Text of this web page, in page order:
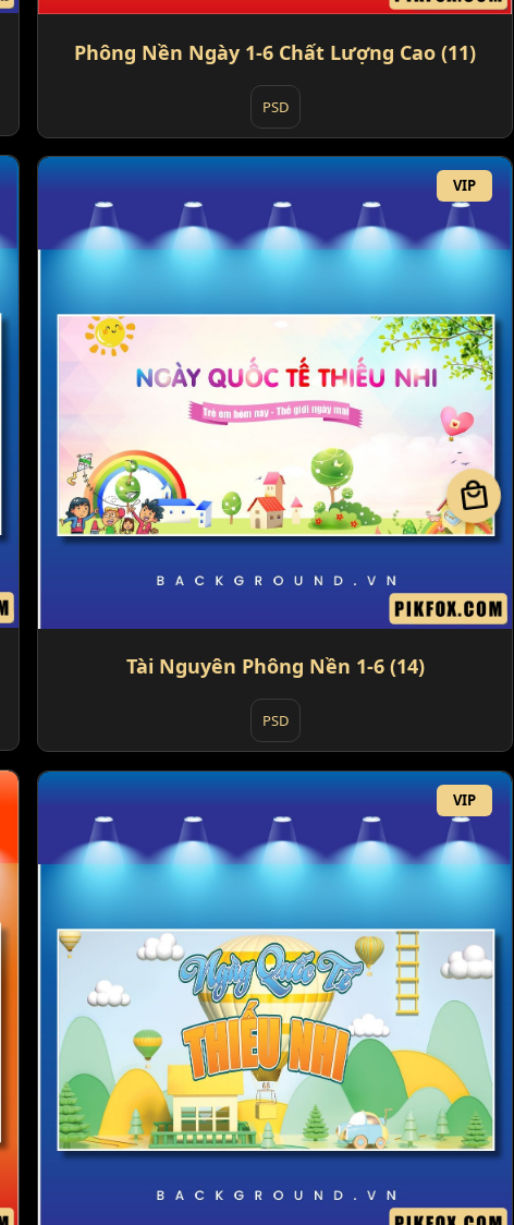
Phông Nền Ngày 1-6 Chất Lượng Cao (11)
PSD
VIP
Tài Nguyên Phông Nền 1-6 (14)
PSD
VIP
local_mall